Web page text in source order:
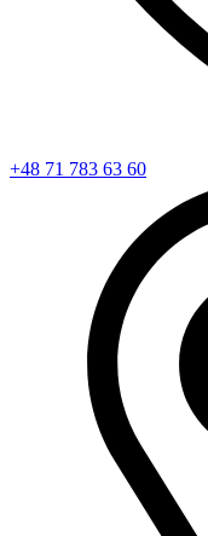
+48 71 783 63 60